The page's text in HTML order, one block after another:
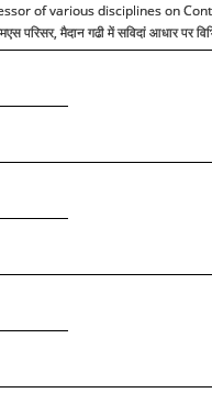
of various disciplines on
मैदान गढी में सविदां आधार पर